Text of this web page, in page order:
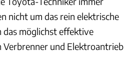
nicht um das rein elektrische
das möglichst effektive
Verbrenner und Elektroantrieb